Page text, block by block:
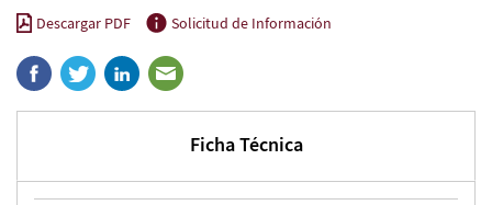
Descargar PDF Solicitud de Información
Ficha Técnica